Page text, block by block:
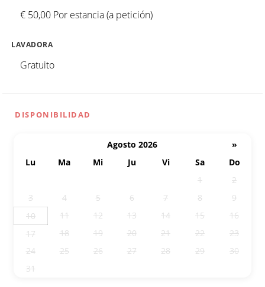
€ 50,00 Por estancia (a petición)
LAVADORA
Gratuito
DISPONIBILIDAD
Agosto 2026
»
Lu
Ma Mi Ju Vi Sa
Do
1
2
3
4 5 6 7 8
9
10
11 12 13 14 15
16
17
18 19 20 21 22
23
24
25 26 27 28 29
30
31